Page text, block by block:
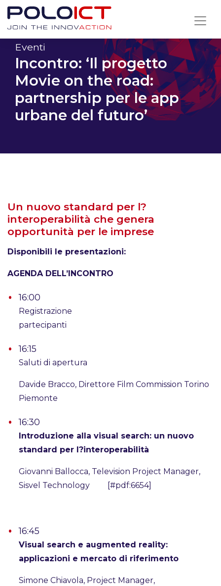
Skip
contentEventi
Incontro: ‘Il progetto
Movie on the road:
partnership per le app
urbane del futuro’
Un nuovo standard per l?
interoperabilità che genera
opportunità per le imprese
Disponibili le presentazioni:
AGENDA DELL’INCONTRO
16:00
Registrazione
partecipanti
16:15
Saluti di apertura
Davide Bracco, Direttore Film Commission Torino
Piemonte
16:30
Introduzione alla visual search: un nuovo
standard per l?interoperabilità
Giovanni Ballocca, Television Project Manager,
Sisvel Technology [#pdf:6654]
16:45
Visual search e augmented reality:
applicazioni e mercato di riferimento
Simone Chiavola, Project Manager,